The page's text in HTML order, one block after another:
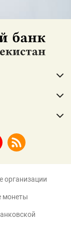
организации
монеты